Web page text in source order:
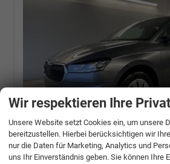
Skoda FabiaSelection 95PS
Wir respektieren Ihre
Unsere Website setzt Cookies ein, um unsere
bereitzustellen. Hierbei berücksichtigen wir
nur die Daten für Marketing, Analytics und
uns Ihr Einverständnis geben. Sie können Ihre